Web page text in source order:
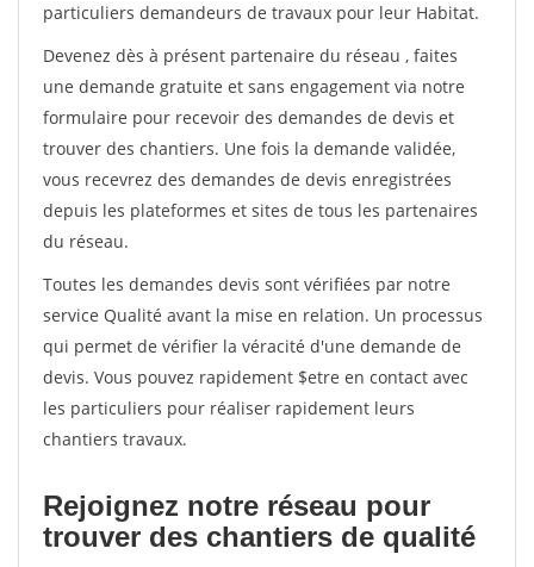
particuliers demandeurs de travaux pour leur Habitat.
Devenez dès à présent partenaire du réseau , faites
une demande gratuite et sans engagement via notre
formulaire pour recevoir des demandes de devis et
trouver des chantiers. Une fois la demande validée,
vous recevrez des demandes de devis enregistrées
depuis les plateformes et sites de tous les partenaires
du réseau.
Toutes les demandes devis sont vérifiées par notre
service Qualité avant la mise en relation. Un processus
qui permet de vérifier la véracité d'une demande de
devis. Vous pouvez rapidement $etre en contact avec
les particuliers pour réaliser rapidement leurs
chantiers travaux.
Rejoignez notre réseau pour
trouver des chantiers de qualité